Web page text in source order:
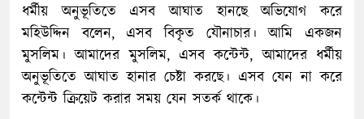
ধর্মীয় অনুভূতিতে এসব আঘাত হানছে অভিযোগ করে
মহিউদ্দিন বলেন, এসব বিকৃত যৌনাচার। আমি একজন
মুসলিম। আমাদের মুসলিম, এসব কন্টেন্ট, আমাদের ধর্মীয়
অনুভূতিতে আঘাত হানার চেষ্টা করছে। এসব যেন না করে
কন্টেন্ট ক্রিয়েট করার সময় যেন সতর্ক থাকে।